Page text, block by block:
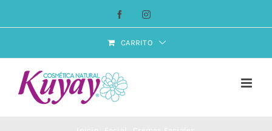
al
FacebookInstagram
CARRITO